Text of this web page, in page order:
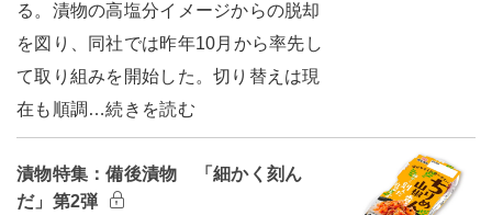
る。漬物の高塩分イメージからの脱却
を図り、同社では昨年10月から率先し
て取り組みを開始した。切り替えは現
在も順調…続きを読む
漬物特集：備後漬物 「細かく刻ん
だ」第2弾